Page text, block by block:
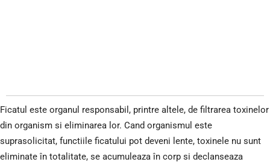
Ficatul este organul responsabil, printre altele, de filtrarea toxinelor
din organism si eliminarea lor. Cand organismul este
suprasolicitat, functiile ficatului pot deveni lente, toxinele nu sunt
eliminate în totalitate, se acumuleaza în corp si declanseaza